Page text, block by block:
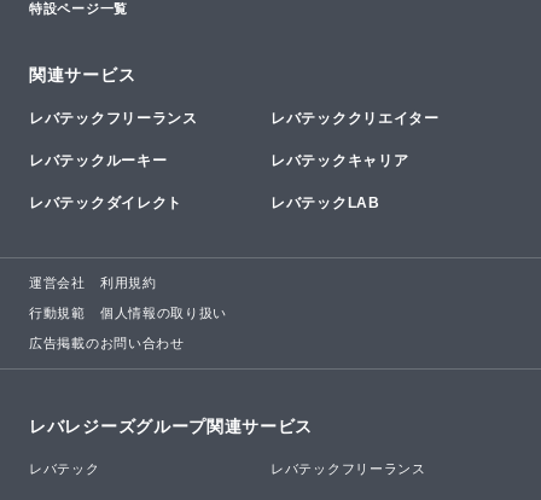
特設ページ一覧
関連サービス
レバテックフリーランス レバテッククリエイター
レバテックルーキー レバテックキャリア
レバテックダイレクト レバテックLAB
運営会社 利用規約
行動規範 個人情報の取り扱い
広告掲載のお問い合わせ
レバレジーズグループ関連サービス
レバテック レバテックフリーランス